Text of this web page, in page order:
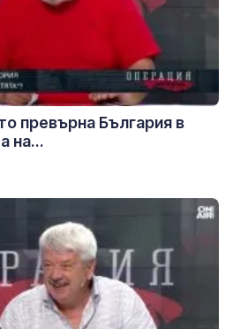
превърна България в
на...